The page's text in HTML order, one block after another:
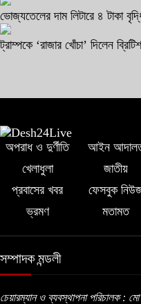
ভোজ্যতেলের দাম লিটারে ৪ টাকা
ট্রাম্পকে ‘রাজার খোঁচা’ দিলেন
অপরাধ ও দুর্ণীতি আইন
খেলাধুলা
জাতীয়
প্রবাসের খবর
ফেসবুক
ভ্রমণ
মতামত
সম্পাদক মন্ডলী
চেয়ারম্যান ও ব্যবস্থাপনা পরিচালক :